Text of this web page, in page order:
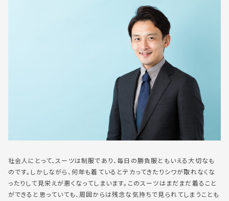
社会人にとって、スーツは制服であり、毎日の勝負服ともいえる大切なも
のです。しかしながら、何年も着ているとテカってきたりシワが取れなくな
ったりして見栄えが悪くなってしまいます。このスーツはまだまだ着ること
ができると思っていても、周囲からは残念な気持ちで見られてしまうことも